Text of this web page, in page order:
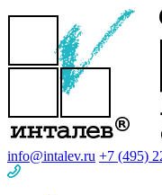
info@intalev.ru +7 (495)